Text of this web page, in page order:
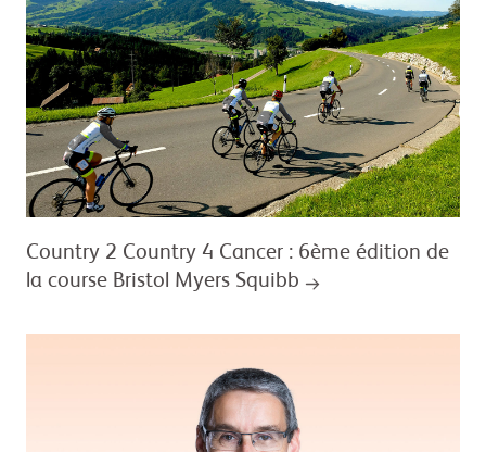
Country 2 Country 4 Cancer : 6ème édition de
la course Bristol Myers Squibb